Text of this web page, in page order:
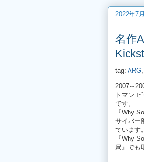
2022年7
名作
tag: ARG
2007～
トマン
です。
『Why
サイバー
ています。
『Why
局』でも